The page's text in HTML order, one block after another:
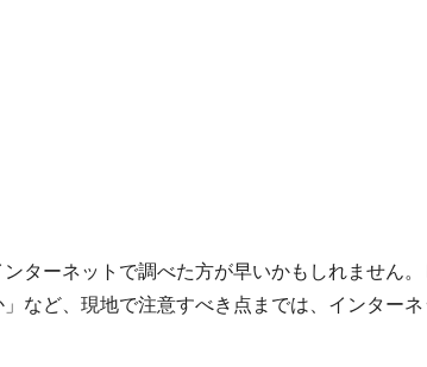
ターネットで調べた方が早いかもしれません
など、現地で注意すべき点までは、インター